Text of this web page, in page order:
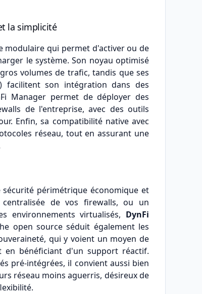
la simplicité
modulaire qui permet d'activer ou de
le système. Son noyau optimisé
volumes de trafic, tandis que ses
facilitent son intégration dans des
Manager permet de déployer des
de l'entreprise, avec des outils
Enfin, sa compatibilité native avec
réseau, tout en assurant une
périmétrique économique et
de vos firewalls, ou un
environnements virtualisés, DynFi
open source séduit également les
qui y voient un moyen de
en bénéficiant d'un support réactif.
pré-intégrées, il convient aussi bien
réseau moins aguerris, désireux de